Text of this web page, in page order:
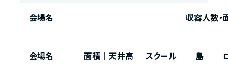
会場名 収容人数・
会場名 面積｜天井高 スクール 島